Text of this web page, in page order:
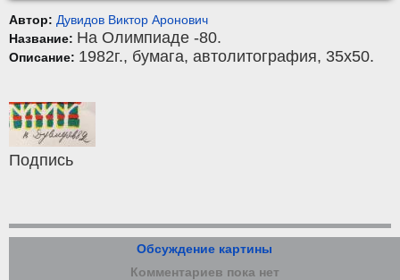
Автор: Дувидов Виктор Аронович
Название: На Олимпиаде -80.
Описание: 1982г., бумага, автолитография, 35x50.
Подпись
Обсуждение картины
Комментариев пока нет